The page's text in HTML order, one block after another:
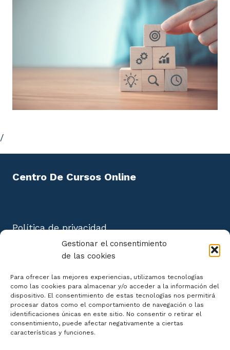
Gestionar el consentimiento
de las cookies
Para ofrecer las mejores experiencias, utilizamos tecnologías
como las cookies para almacenar y/o acceder a la información del
dispositivo. El consentimiento de estas tecnologías nos permitirá
procesar datos como el comportamiento de navegación o las
identificaciones únicas en este sitio. No consentir o retirar el
consentimiento, puede afectar negativamente a ciertas
características y funciones.
/
Centro De Cursos Online
Política de privacidad
Aviso Legal
Política de cookies
Declaración de Accesibilidad